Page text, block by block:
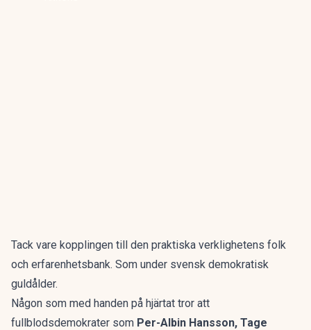
Tack vare kopplingen till den praktiska verklighetens folk
och erfarenhetsbank. Som under svensk demokratisk
guldålder.
Någon som med handen på hjärtat tror att
fullblodsdemokrater som Per-Albin Hansson, Tage